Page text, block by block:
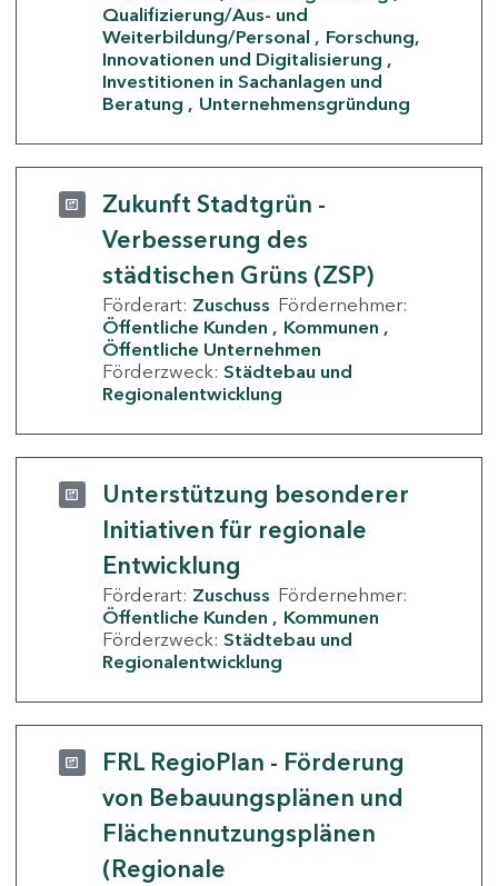
Qualifizierung/Aus- und
Weiterbildung/Personal
Forschung,
Innovationen und Digitalisierung
Investitionen in Sachanlagen und
Beratung
Unternehmensgründung
Zukunft Stadtgrün -
Verbesserung des
städtischen Grüns (ZSP)
Förderart: Zuschuss Fördernehmer:
Öffentliche Kunden
Kommunen
Öffentliche Unternehmen
Förderzweck: Städtebau und
Regionalentwicklung
Unterstützung besonderer
Initiativen für regionale
Entwicklung
Förderart: Zuschuss Fördernehmer:
Öffentliche Kunden
Kommunen
Förderzweck: Städtebau und
Regionalentwicklung
FRL RegioPlan - Förderung
von Bebauungsplänen und
Flächennutzungsplänen
(Regionale